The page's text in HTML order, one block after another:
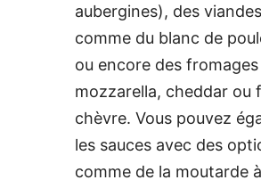
aubergines), des
comme du blanc de
ou encore des
mozzarella, cheddar ou
chèvre. Vous pouvez
les sauces avec des
comme de la moutarde